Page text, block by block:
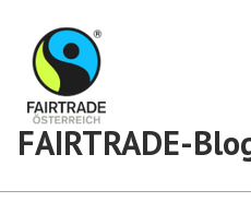
Inhalt
springen
FAIRTRADE-